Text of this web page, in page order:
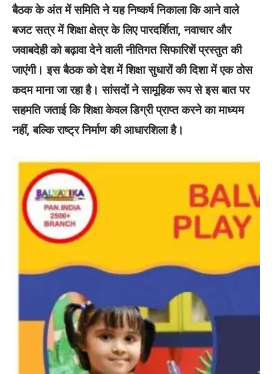
बैठक के अंत में समिति ने यह निष्कर्ष निकाला कि आने वाले
बजट सत्र में शिक्षा क्षेत्र के लिए पारदर्शिता, नवाचार और
जवाबदेही को बढ़ावा देने वाली नीतिगत सिफारिशें प्रस्तुत की
जाएंगी। इस बैठक को देश में शिक्षा सुधारों की दिशा में एक ठोस
कदम माना जा रहा है। सांसदों ने सामूहिक रूप से इस बात पर
सहमति जताई कि शिक्षा केवल डिग्री प्राप्त करने का माध्यम
नहीं, बल्कि राष्ट्र निर्माण की आधारशिला है।